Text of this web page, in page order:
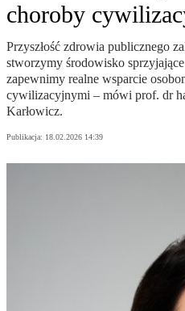
choroby
Przyszłość zdrowia publicznego
stworzymy środowisko
zapewnimy realne wsparcie
cywilizacyjnymi – mówi prof. dr
Karłowicz.
Publikacja: 18.02.2026 14:39